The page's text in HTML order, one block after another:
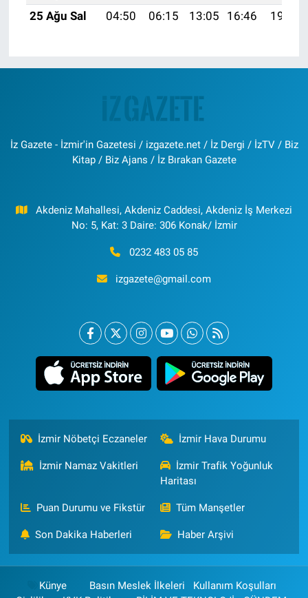
25 Ağu Sal
04:50 06:15 13:05 16:46 19:44
İz Gazete - İzmir'in Gazetesi / izgazete.net / İz Dergi / İzTV / Biz
Kitap / Biz Ajans / İz Bırakan Gazete
Akdeniz Mahallesi, Akdeniz Caddesi, Akdeniz İş Merkezi
No: 5, Kat: 3 Daire: 306 Konak/ İzmir
0232 483 05 85
izgazete@gmail.com
İzmir Nöbetçi Eczaneler İzmir Hava Durumu
İzmir Namaz Vakitleri
İzmir Trafik Yoğunluk
Haritası
Puan Durumu ve Fikstür Tüm Manşetler
Son Dakika Haberleri Haber Arşivi
Künye Basın Meslek İlkeleri
Kullanım Koşulları